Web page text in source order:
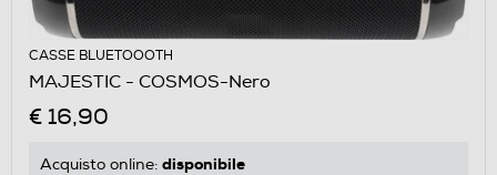
CASSE BLUETOOOTH
MAJESTIC - COSMOS-Nero
€ 16,90
Acquisto online: disponibile